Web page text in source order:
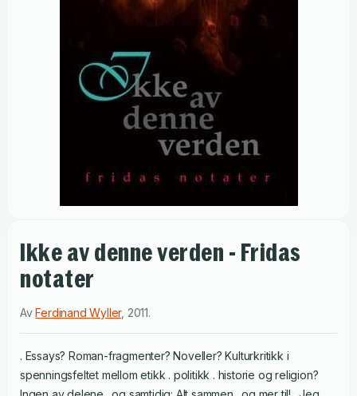
Ikke av denne verden - Fridas
notater
AvFerdinand Wyller, 2011.
. Essays? Roman-fragmenter? Noveller? Kulturkritikk i
spenningsfeltet mellom etikk . politikk . historie og religion?